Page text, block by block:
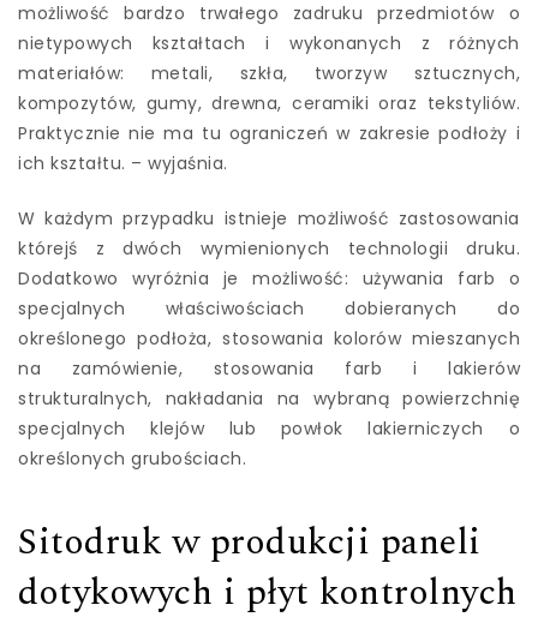
możliwość bardzo trwałego zadruku przedmiotów o
nietypowych kształtach i wykonanych z różnych
materiałów: metali, szkła, tworzyw sztucznych,
kompozytów, gumy, drewna, ceramiki oraz tekstyliów.
Praktycznie nie ma tu ograniczeń w zakresie podłoży i
ich kształtu. – wyjaśnia.
W każdym przypadku istnieje możliwość zastosowania
którejś z dwóch wymienionych technologii druku.
Dodatkowo wyróżnia je możliwość: używania farb o
specjalnych właściwościach dobieranych do
określonego podłoża, stosowania kolorów mieszanych
na zamówienie, stosowania farb i lakierów
strukturalnych, nakładania na wybraną powierzchnię
specjalnych klejów lub powłok lakierniczych o
określonych grubościach.
Sitodruk w produkcji paneli
dotykowych i płyt kontrolnych